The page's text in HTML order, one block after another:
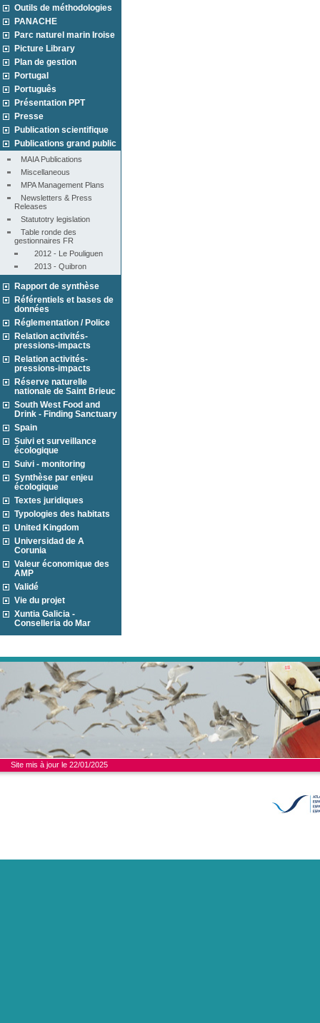
Outils de méthodologies
PANACHE
Parc naturel marin Iroise
Picture Library
Plan de gestion
Portugal
Português
Présentation PPT
Presse
Publication scientifique
Publications grand public
MAIA Publications
Miscellaneous
MPA Management Plans
Newsletters & Press
Releases
Statutotry legislation
Table ronde des
gestionnaires FR
2012 - Le Pouliguen
2013 - Quibron
Rapport de synthèse
Référentiels et bases de
données
Réglementation / Police
Relation activités-
pressions-impacts
Relation activités-
pressions-impacts
Réserve naturelle
nationale de Saint Brieuc
South West Food and
Drink - Finding Sanctuary
Spain
Suivi et surveillance
écologique
Suivi - monitoring
Synthèse par enjeu
écologique
Textes juridiques
Typologies des habitats
United Kingdom
Universidad de A
Corunia
Valeur économique des
AMP
Validé
Vie du projet
Xuntia Galicia -
Conselleria do Mar
Site mis à jour le 22/01/2025